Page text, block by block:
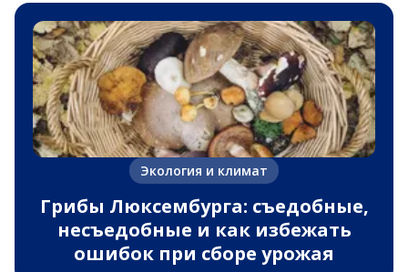
Экология и климат
Грибы Люксембурга: съедобные,
несъедобные и как избежать
ошибок при сборе урожая